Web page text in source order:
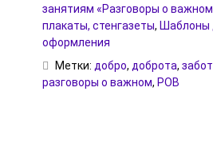
занятиям «Разговоры о
плакаты, стенгазеты, Шаблоны
оформления
Метки: добро, доброта,
разговоры о важном, РОВ